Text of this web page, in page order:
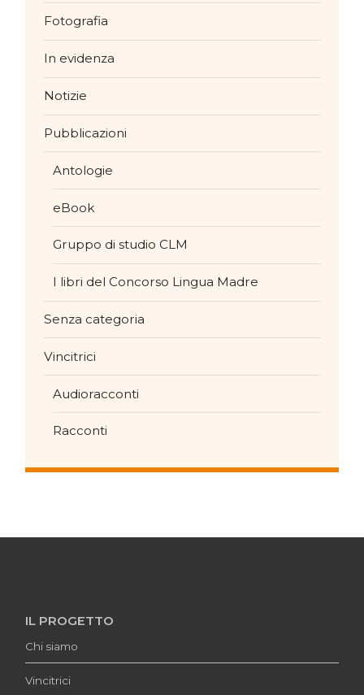
Fotografia
In evidenza
Notizie
Pubblicazioni
Antologie
eBook
Gruppo di studio CLM
I libri del Concorso Lingua Madre
Senza categoria
Vincitrici
Audioracconti
Racconti
IL PROGETTO
Chi siamo
Vincitrici